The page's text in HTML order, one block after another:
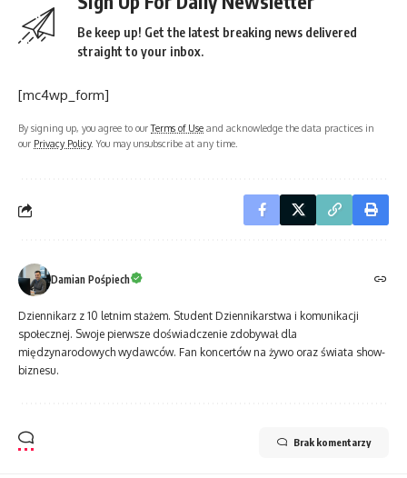
Be keep up! Get the latest breaking news delivered
straight to your inbox.
[mc4wp_form]
By signing up, you agree to ourTerms of Use and acknowledge the data practices in
our Privacy Policy. You may unsubscribe at any time.
Damian Pośpiech
Dziennikarz z 10 letnim stażem. Student Dziennikarstwa i komunikacji
społecznej. Swoje pierwsze doświadczenie zdobywał dla
międzynarodowych wydawców. Fan koncertów na żywo oraz świata show-
biznesu.
Brak komentarzy